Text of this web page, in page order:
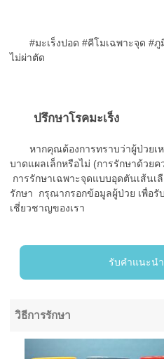
#มะเร็งปอด #คีโมเฉพาะจุด #ภู
ไม่ผ่าตัด
ปรึกษาโรคมะเร็ง
หากคุณต้องการทราบว่าผู้ป่วยเ
บาดแผลเล็กหรือไม่ (การรักษาด้วย
การรักษาเฉพาะจุดแบบอุดตันเส้นเ
รักษา กรุณากรอกข้อมูลผู้ป่วย เพื่อรั
เชี่ยวชาญของเรา
รับคำแนะน
วิธีการรักษา